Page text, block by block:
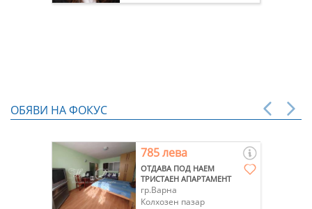
ОБЯВИ НА ФОКУС
785 лева
ОТДАВА ПОД НАЕМ
ТРИСТАЕН АПАРТАМЕНТ
гр.Варна
Колхозен пазар